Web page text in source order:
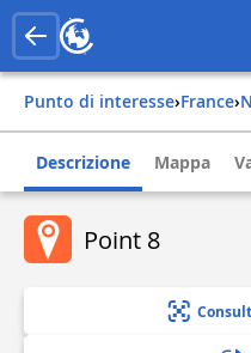
Punto di interesse› france›
Descrizione Mappa
Point 8